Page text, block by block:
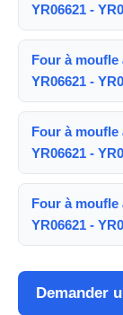
YR06621 -
Four à moufle
YR06621 -
Four à moufle
YR06621 -
Four à moufle
YR06621 -
Demander